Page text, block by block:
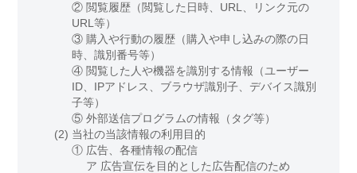
② 閲覧履歴（閲覧した日時、URL、リンク元の
URL等）
③ 購入や行動の履歴（購入や申し込みの際の日
時、識別番号等）
④ 閲覧した人や機器を識別する情報（ユーザー
ID、IPアドレス、ブラウザ識別子、デバイス識別
子等）
⑤ 外部送信プログラムの情報（タグ等）
(2) 当社の当該情報の利用目的
① 広告、各種情報の配信
ア 広告宣伝を目的とした広告配信のため